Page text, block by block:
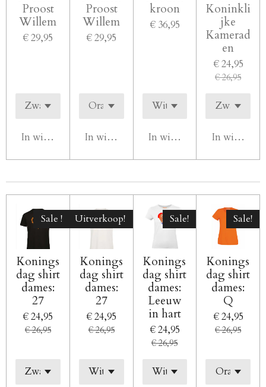
Proost
Willem
€ 29,95
In winkelwagen
Proost
Willem
€ 29,95
In winkelwagen
kroon
€ 36,95
In winkelwagen
Koninkli
jke
Kamerad
en
€ 24,95
€ 26,95
In
Sale !
Konings
dag shirt
dames:
27
€ 24,95
€ 26,95
Uitverkoop!
Konings
dag shirt
dames:
27
€ 24,95
€ 26,95
Sale!
Konings
dag shirt
dames:
Leeuw
in hart
€ 24,95
€ 26,95
Sale!
Konings
dag shirt
dames:
Q
€ 24,95
€ 26,95